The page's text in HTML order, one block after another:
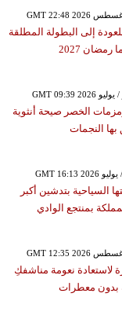
إلى البطولة المطلقة
2027
الخصر صيحة أنثوية
بها النجمات
السياحية بتدشين أكبر
بمنتجع الوادي
لاستعادة نعومة مناشفكِ
بدون معطرات